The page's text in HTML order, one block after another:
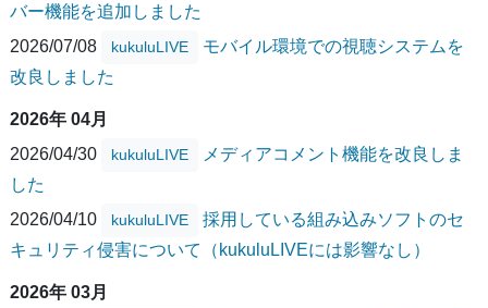
バー機能を追加しました
2026/07/08
kukuluLIVE
モバイル環境での視聴システムを
改良しました
2026年 04月
2026/04/30
kukuluLIVE
メディアコメント機能を改良しま
した
2026/04/10
kukuluLIVE
採用している組み込みソフトのセ
キュリティ侵害について（kukuluLIVEには影響なし）
2026年 03月